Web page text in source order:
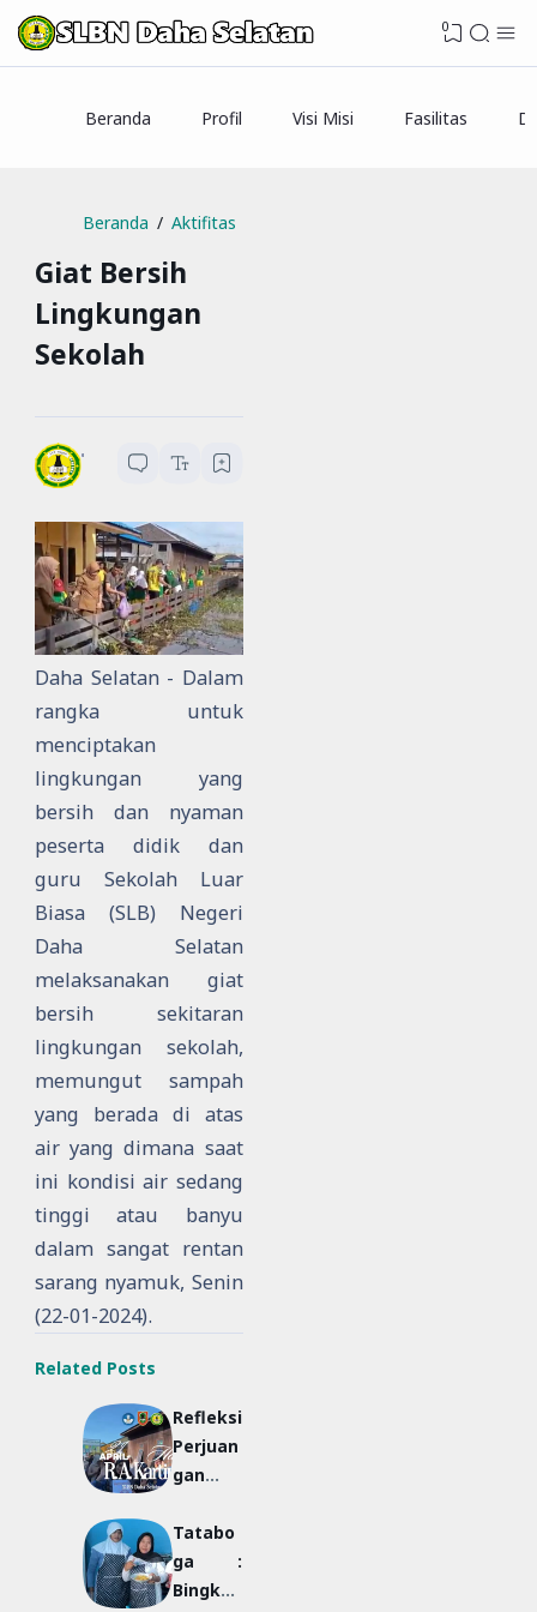
0
Beranda Profil Visi Misi Fasilitas
Beranda Aktifitas
Giat Bersih
Lingkungan
Sekolah
SLBN Daha Selatan
menit baca
Daha Selatan - Dalam
rangka untuk
menciptakan
lingkungan yang
bersih dan nyaman
peserta didik dan
guru Sekolah Luar
Biasa (SLB) Negeri
Daha Selatan
melaksanakan giat
bersih sekitaran
lingkungan sekolah,
memungut sampah
yang berada di atas
air yang dimana saat
ini kondisi air sedang
tinggi atau banyu
dalam sangat rentan
sarang nyamuk, Senin
(22-01-2024).
Related Posts
Refleksi
Perjuan
gan
melalui
Lensa
Pendidi
Tatabo
ga :
Bingka